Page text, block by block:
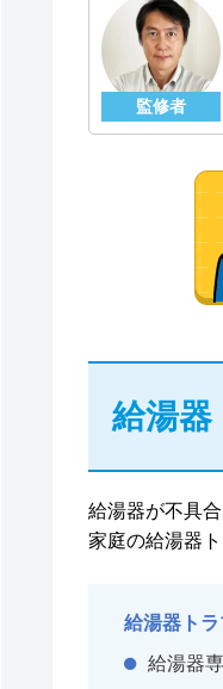
監修者
給湯器
給湯器が不具
家庭の給湯器
給湯器ト
給湯器